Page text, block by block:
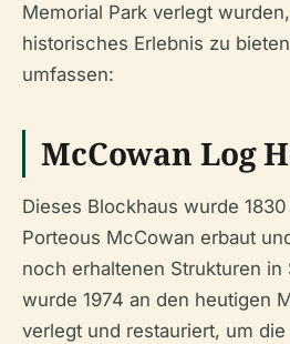
Memorial Park verlegt
historisches Erlebnis zu
umfassen:
McCowan Log
Dieses Blockhaus wurde
Porteous McCowan erbaut
noch erhaltenen Strukturen in
wurde 1974 an den heutigen
verlegt und restauriert, um